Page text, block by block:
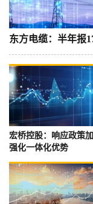
东方电缆：半年报
宏桥控股：响应政策
强化一体化优势